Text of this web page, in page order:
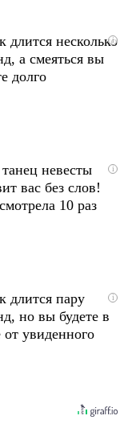
i
длится несколько
а смеяться вы
долго
i
невесты
вас без слов!
10 раз
i
длится пару
но вы будете в
увиденного